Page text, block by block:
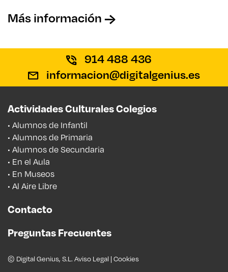
Más información
914 488 436
informacion@digitalgenius.es
Actividades Culturales Colegios
• Alumnos de Infantil
• Alumnos de Primaria
• Alumnos de Secundaria
• En el Aula
• En Museos
• Al Aire Libre
Contacto
Preguntas Frecuentes
© Digital Genius, S.L. Aviso Legal | Cookies